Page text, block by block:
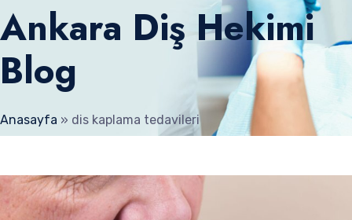
Ankara Diş Hekimi
Blog
Anasayfa » dis kaplama tedavileri